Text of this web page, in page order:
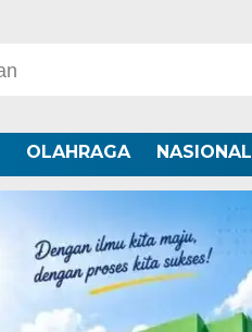
OLAHRAGA NASIONAL